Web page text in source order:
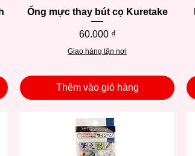
Xem nhanh
Ống mực thay bút cọ Kuretake
Giá
60.000 ₫
Giao hàng tận nơi
Thêm vào giỏ hàng